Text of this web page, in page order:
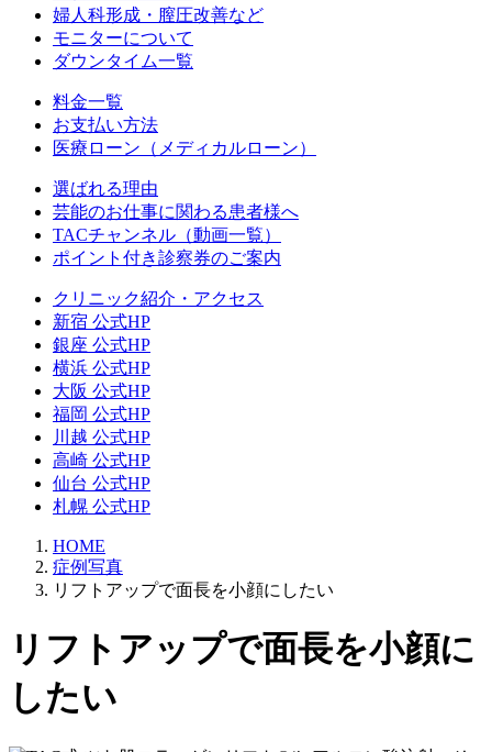
婦人科形成・膣圧改善など
モニターについて
ダウンタイム一覧
料金一覧
お支払い方法
医療ローン（メディカルローン）
選ばれる理由
芸能のお仕事に関わる患者様へ
TACチャンネル（動画一覧）
ポイント付き診察券のご案内
クリニック紹介・アクセス
新宿 公式HP
銀座 公式HP
横浜 公式HP
大阪 公式HP
福岡 公式HP
川越 公式HP
高崎 公式HP
仙台 公式HP
札幌 公式HP
HOME
症例写真
リフトアップで面長を小顔にしたい
リフトアップで面長を小顔に
したい